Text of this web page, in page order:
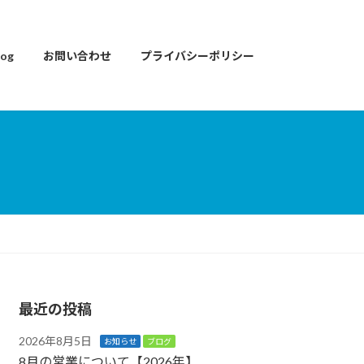
お問い合わせ プライバシーポリシー
最近の投稿
2026年8月5日 お知らせ ブログ